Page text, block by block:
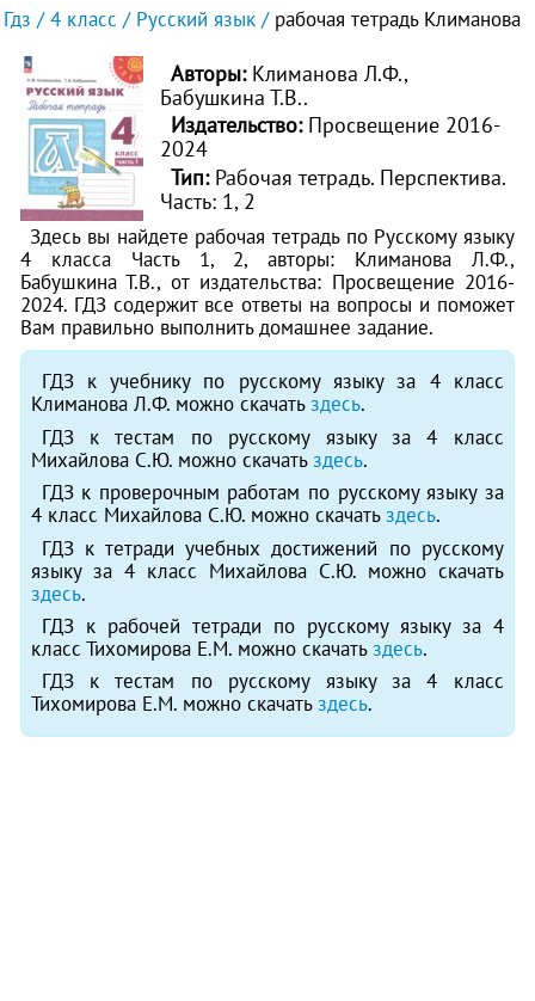
Гдз 4 класс Русский язык рабочая тетрадь Климанова
Авторы: Климанова Л.Ф.,
Бабушкина Т.В..
Издательство: Просвещение 2016-
2024
Тип:Рабочая тетрадь. Перспектива.
Часть: 1, 2
Здесь вы найдете рабочая тетрадь по Русскому языку
4 класса Часть 1, 2, авторы: Климанова Л.Ф.,
Бабушкина Т.В., от издательства: Просвещение 2016-
2024. ГДЗ содержит все ответы на вопросы и поможет
Вам правильно выполнить домашнее задание.
ГДЗ к учебнику по русскому языку за 4 класс
Климанова Л.Ф. можно скачатьздесь.
ГДЗ к тестам по русскому языку за 4 класс
Михайлова С.Ю. можно скачатьздесь.
ГДЗ к проверочным работам по русскому языку за
4 класс Михайлова С.Ю. можно скачатьздесь.
ГДЗ к тетради учебных достижений по русскому
языку за 4 класс Михайлова С.Ю. можно скачать
здесь.
ГДЗ к рабочей тетради по русскому языку за 4
класс Тихомирова Е.М. можно скачатьздесь.
ГДЗ к тестам по русскому языку за 4 класс
Тихомирова Е.М. можно скачатьздесь.